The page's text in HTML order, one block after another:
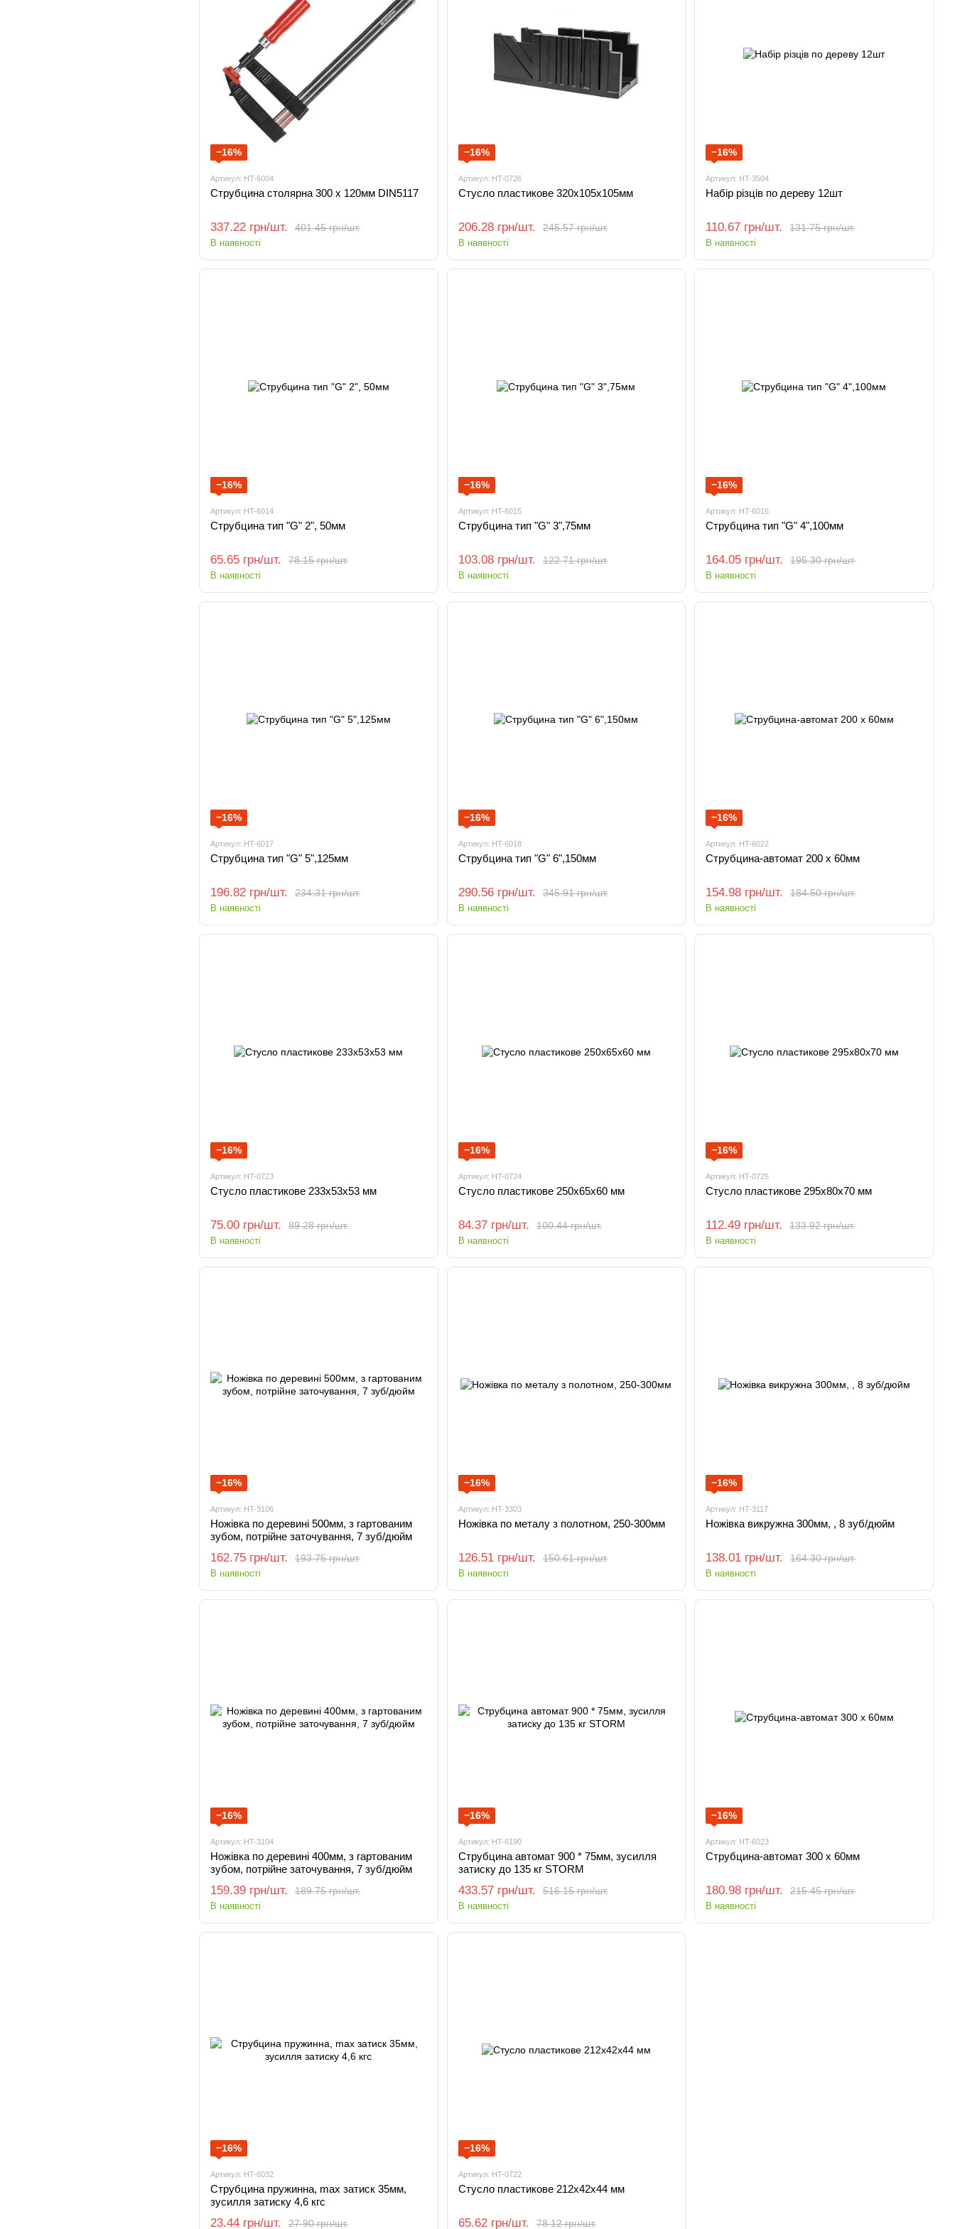
−16%
Артикул: HT-6004
Струбцина столярна 300 x 120мм DIN5117
401.45 грн/шт.
337.22 грн/шт.
В наявності
−16%
Артикул: HT-0726
Стусло пластикове 320х105х105мм
245.57 грн/шт.
206.28 грн/шт.
В наявності
−16%
Артикул: HT-3504
Набір різців по дереву 12шт
131.75 грн/шт.
110.67 грн/шт.
В наявності
−16%
Артикул: HT-6014
Струбцина тип "G" 2", 50мм
78.15 грн/шт.
65.65 грн/шт.
В наявності
−16%
Артикул: HT-6015
Струбцина тип "G" 3",75мм
122.71 грн/шт.
103.08 грн/шт.
В наявності
−16%
Артикул: HT-6016
Струбцина тип "G" 4",100мм
195.30 грн/шт.
164.05 грн/шт.
В наявності
−16%
Артикул: HT-6017
Струбцина тип "G" 5",125мм
234.31 грн/шт.
196.82 грн/шт.
В наявності
−16%
Артикул: HT-6018
Струбцина тип "G" 6",150мм
345.91 грн/шт.
290.56 грн/шт.
В наявності
−16%
Артикул: HT-6022
Струбцина-автомат 200 x 60мм
184.50 грн/шт.
154.98 грн/шт.
В наявності
−16%
Артикул: HT-0723
Стусло пластикове 233х53х53 мм
89.28 грн/шт.
75.00 грн/шт.
В наявності
−16%
Артикул: HT-0724
Стусло пластикове 250х65х60 мм
100.44 грн/шт.
84.37 грн/шт.
В наявності
−16%
Артикул: HT-0725
Стусло пластикове 295х80х70 мм
133.92 грн/шт.
112.49 грн/шт.
В наявності
−16%
Артикул: HT-3106
Ножівка по деревині 500мм, з гартованим
зубом, потрійне заточування, 7 зуб/дюйм
193.75 грн/шт.
162.75 грн/шт.
В наявності
−16%
Артикул: HT-3303
Ножівка по металу з полотном, 250-300мм
150.61 грн/шт.
126.51 грн/шт.
В наявності
−16%
Артикул: HT-3117
Ножівка викружна 300мм, , 8 зуб/дюйм
164.30 грн/шт.
138.01 грн/шт.
В наявності
−16%
Артикул: HT-3104
Ножівка по деревині 400мм, з гартованим
зубом, потрійне заточування, 7 зуб/дюйм
189.75 грн/шт.
159.39 грн/шт.
В наявності
−16%
Артикул: HT-6190
Струбцина автомат 900 * 75мм, зусилля
затиску до 135 кг STORM
516.15 грн/шт.
433.57 грн/шт.
В наявності
−16%
Артикул: HT-6023
Струбцина-автомат 300 x 60мм
215.45 грн/шт.
180.98 грн/шт.
В наявності
−16%
Артикул: HT-6032
Струбцина пружинна, max затиск 35мм,
зусилля затиску 4,6 кгс
27.90 грн/шт.
23.44 грн/шт.
−16%
Артикул: HT-0722
Стусло пластикове 212х42х44 мм
78.12 грн/шт.
65.62 грн/шт.